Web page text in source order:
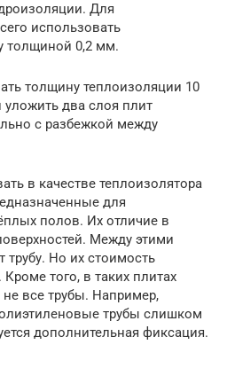
Для
использовать
толщиной 0,2 мм.
толщину теплоизоляции 10
уложить два слоя плит
с разбежкой между
в качестве теплоизолятора
для
полов. Их отличие в
Между этими
Но их стоимость
того, в таких плитах
не все трубы. Например,
трубы слишком
дополнительная фиксация.